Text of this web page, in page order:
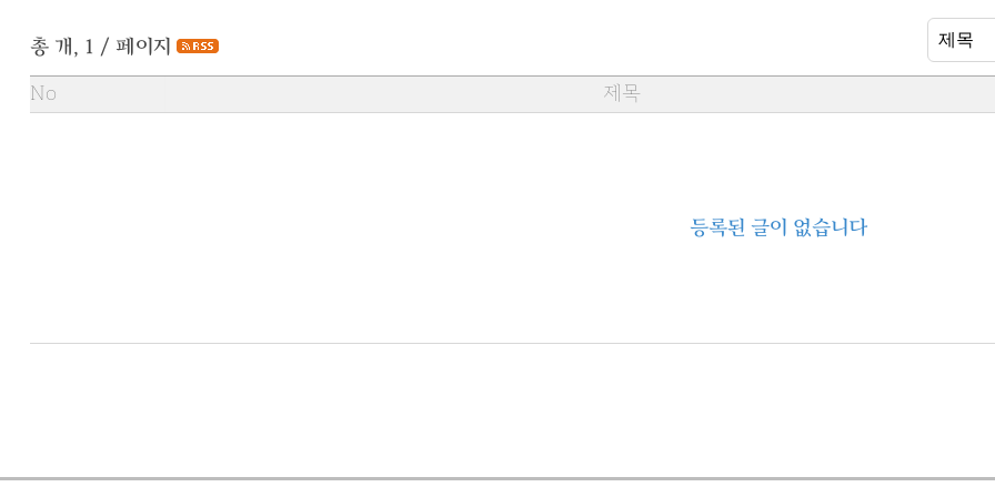
총 개, 1 / 페이지
No 제목
등록된 글이 없습니다